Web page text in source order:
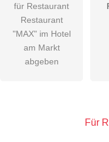
Die
öffentliche Frage
Hinweis:Bitte beachten
für Restaurant
Restaurant
"MAX" im Hotel
am Markt
abgeben
Für